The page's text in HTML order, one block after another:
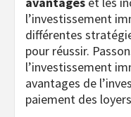
l’investissement
différentes
pour réussir.
l’investissement
avantages de
paiement des